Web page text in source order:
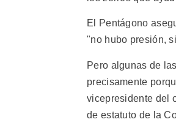
El Pentágono
"no hubo presión,
Pero algunas de
precisamente
vicepresidente del
de estatuto de la